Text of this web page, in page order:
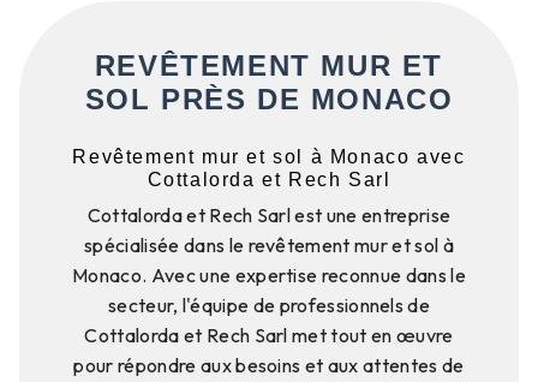
REVÊTEMENT MUR ET
SOL PRÈS DE MONACO
Revêtement mur et sol à Monaco avec
Cottalorda et Rech Sarl
Cottalorda et Rech Sarl est une entreprise
spécialisée dans le revêtement mur et sol à
Monaco. Avec une expertise reconnue dans le
secteur, l'équipe de professionnels de
Cottalorda et Rech Sarl met tout en œuvre
pour répondre aux besoins et aux attentes de